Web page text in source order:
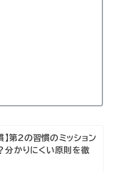
】第2の習慣のミッション
分かりにくい原則を徹